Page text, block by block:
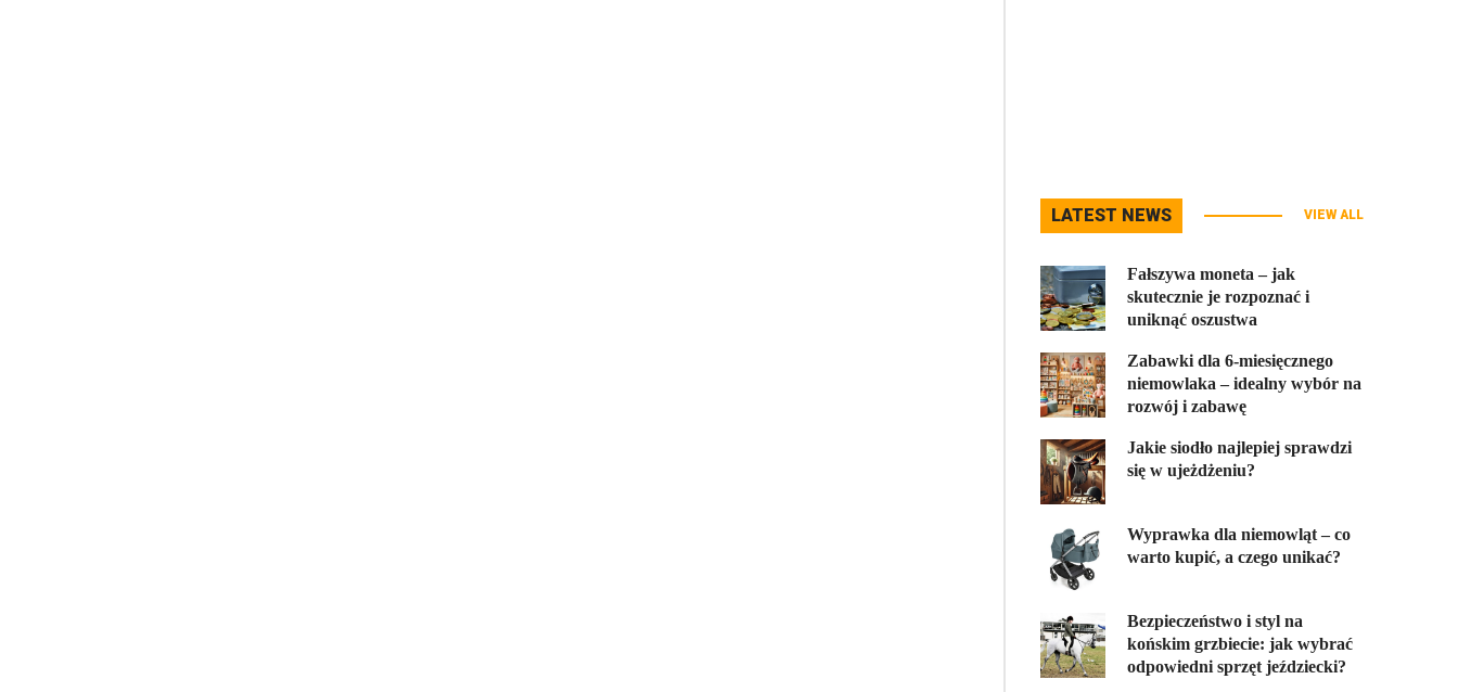
LATEST NEWS VIEW ALL
Fałszywa moneta – jak
skutecznie je rozpoznać i
uniknąć oszustwa
Zabawki dla 6-miesięcznego
niemowlaka – idealny wybór na
rozwój i zabawę
Jakie siodło najlepiej sprawdzi
się w ujeżdżeniu?
Wyprawka dla niemowląt – co
warto kupić, a czego unikać?
Bezpieczeństwo i styl na
końskim grzbiecie: jak wybrać
odpowiedni sprzęt jeździecki?